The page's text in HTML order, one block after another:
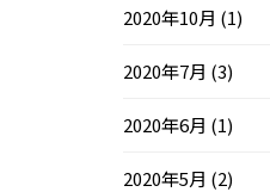
2020年10月 (1)
2020年7月 (3)
2020年6月 (1)
2020年5月 (2)